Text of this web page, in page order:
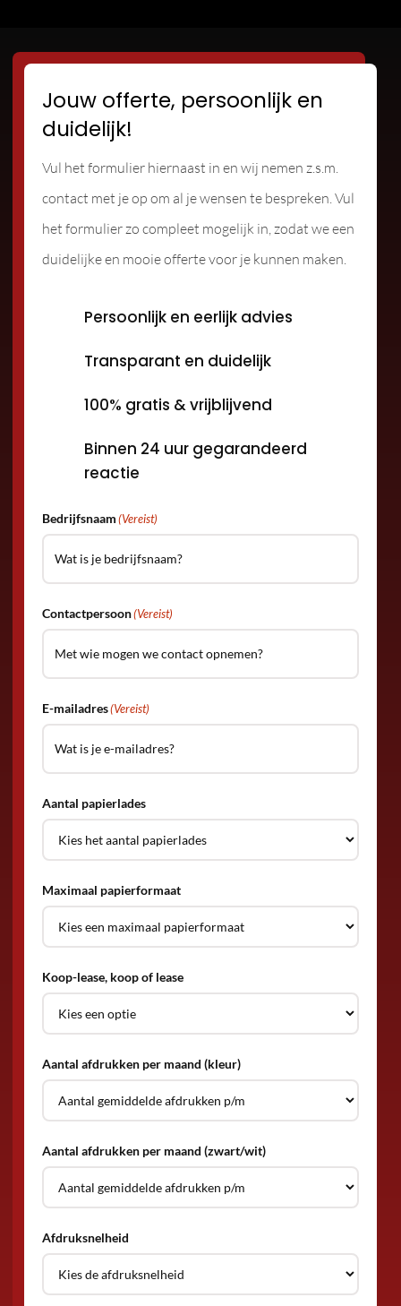
Jouw offerte, persoonlijk en
duidelijk!
Vul het formulier hiernaast in en wij nemen z.s.m.
contact met je op om al je wensen te bespreken. Vul
het formulier zo compleet mogelijk in, zodat we een
duidelijke en mooie offerte voor je kunnen maken.
Persoonlijk en eerlijk advies
Transparant en duidelijk
100% gratis & vrijblijvend
Binnen 24 uur gegarandeerd
reactie
Bedrijfsnaam(Vereist)
Contactpersoon(Vereist)
E-mailadres(Vereist)
Aantal papierlades
Maximaal papierformaat
Koop-lease, koop of lease
Aantal afdrukken per maand (kleur)
Aantal afdrukken per maand (zwart/wit)
Afdruksnelheid